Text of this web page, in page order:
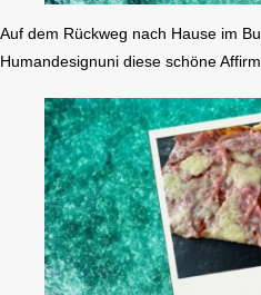
Auf dem Rückweg nach Hause im
Humandesignuni diese schöne